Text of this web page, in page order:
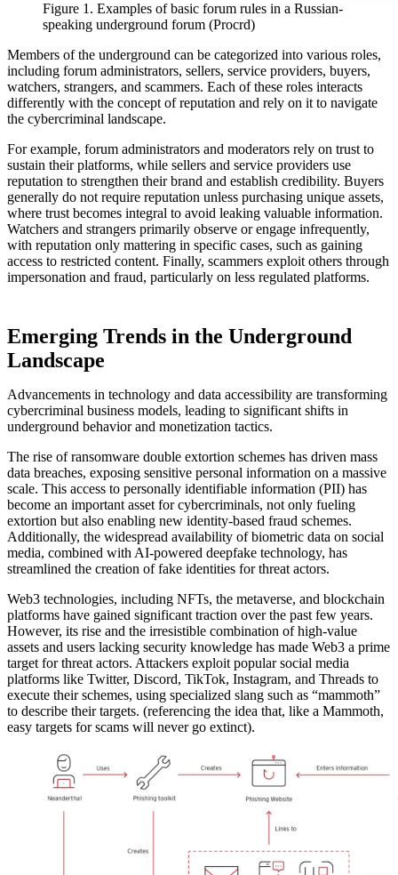
Figure 1. Examples of basic forum rules in a Russian-
speaking underground forum (Procrd)
Members of the underground can be categorized into various roles,
including forum administrators, sellers, service providers, buyers,
watchers, strangers, and scammers. Each of these roles interacts
differently with the concept of reputation and rely on it to navigate
the cybercriminal landscape.
For example, forum administrators and moderators rely on trust to
sustain their platforms, while sellers and service providers use
reputation to strengthen their brand and establish credibility. Buyers
generally do not require reputation unless purchasing unique assets,
where trust becomes integral to avoid leaking valuable information.
Watchers and strangers primarily observe or engage infrequently,
with reputation only mattering in specific cases, such as gaining
access to restricted content. Finally, scammers exploit others through
impersonation and fraud, particularly on less regulated platforms.
Emerging Trends in the Underground
Landscape
Advancements in technology and data accessibility are transforming
cybercriminal business models, leading to significant shifts in
underground behavior and monetization tactics.
The rise of ransomware double extortion schemes has driven mass
data breaches, exposing sensitive personal information on a massive
scale. This access to personally identifiable information (PII) has
become an important asset for cybercriminals, not only fueling
extortion but also enabling new identity-based fraud schemes.
Additionally, the widespread availability of biometric data on social
media, combined with AI-powered deepfake technology, has
streamlined the creation of fake identities for threat actors.
Web3 technologies, including NFTs, the metaverse, and blockchain
platforms have gained significant traction over the past few years.
However, its rise and the irresistible combination of high-value
assets and users lacking security knowledge has made Web3 a prime
target for threat actors. Attackers exploit popular social media
platforms like Twitter, Discord, TikTok, Instagram, and Threads to
execute their schemes, using specialized slang such as “mammoth”
to describe their targets. (referencing the idea that, like a Mammoth,
easy targets for scams will never go extinct).